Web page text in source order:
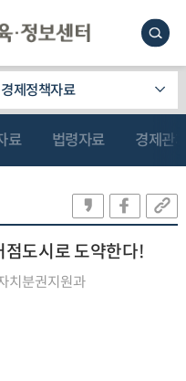
경제정책자료
료 법령자료 경제관
점도시로 도약한다!
치분권지원과